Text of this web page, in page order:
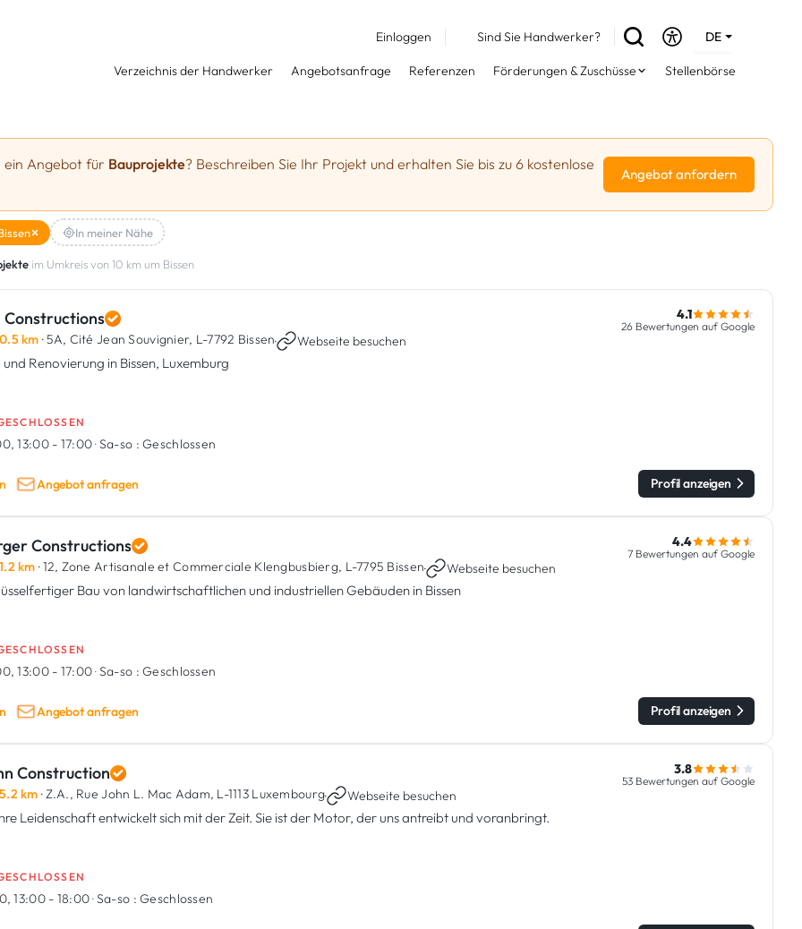
Einloggen Sind Sie Handwerker?
DE
EN
Verzeichnis der Handwerker Angebotsanfrage Referenzen Förderungen & Zuschüsse Stellenbörse
ein Angebot für Bauprojekte? Beschreiben Sie Ihr Projekt und erhalten Sie bis zu 6 kostenlose
Angebot anfordern
In meiner Nähe
im Umkreis von 10 km um Bissen
Constructions
0.5 km · 5A, Cité Jean Souvignier, L-7792 Bissen· Webseite besuchen
und Renovierung in Bissen, Luxemburg
4.1
26 Bewertungen auf Google
13:00 - 17:00·Sa-so : Geschlossen
Angebot anfragen Profil anzeigen
Constructions
1.2 km · 12, Zone Artisanale et Commerciale Klengbusbierg, L-7795 Bissen· Webseite besuchen
Bau von landwirtschaftlichen und industriellen Gebäuden in Bissen
4.4
7 Bewertungen auf Google
13:00 - 17:00·Sa-so : Geschlossen
Angebot anfragen Profil anzeigen
Construction
5.2 km · Z.A., Rue John L. Mac Adam, L-1113 Luxembourg· Webseite besuchen
Leidenschaft entwickelt sich mit der Zeit. Sie ist der Motor, der uns antreibt und voranbringt.
3.8
53 Bewertungen auf Google
13:00 - 18:00·Sa-so : Geschlossen